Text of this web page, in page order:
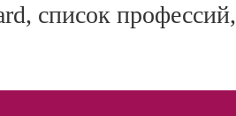
список